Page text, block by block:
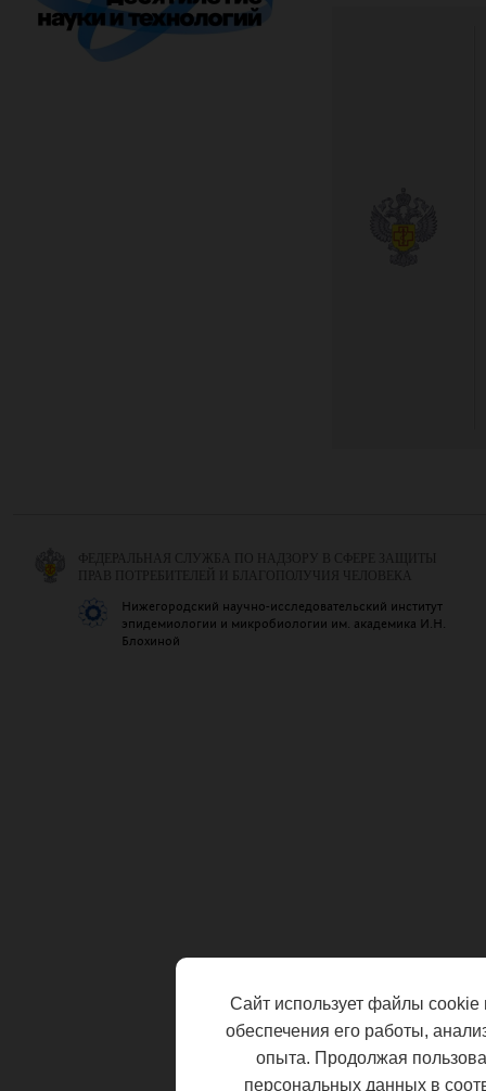
ФЕДЕРАЛЬНАЯ СЛУЖБА ПО НАДЗОРУ В СФЕРЕ ЗАЩИТЫ
ПРАВ ПОТРЕБИТЕЛЕЙ И БЛАГОПОЛУЧИЯ ЧЕЛОВЕКА
Нижегородский научно-исследовательский институт
эпидемиологии и микробиологии им. академика И.Н.
Блохиной
Сайт использует файлы cookie
обеспечения его работы,
опыта. Продолжая
персональных данных в